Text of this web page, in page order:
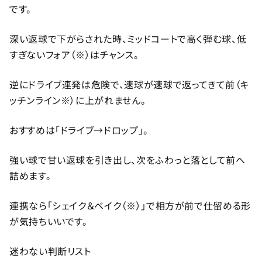
です。
深い返球で下がらされた時、ミッドコートで高く弾む球、低
すぎないフォア（※）はチャンス。
逆にドライブ連発は危険で、速球が速球で返ってきて前（キ
ッチンライン※）に上がれません。
おすすめは「ドライブ→ドロップ」。
強い球で甘い返球を引き出し、次をふわっと落として前へ
詰めます。
連携なら「シェイク＆ベイク（※）」で相方が前で仕留める形
が気持ちいいです。
迷わない判断リスト